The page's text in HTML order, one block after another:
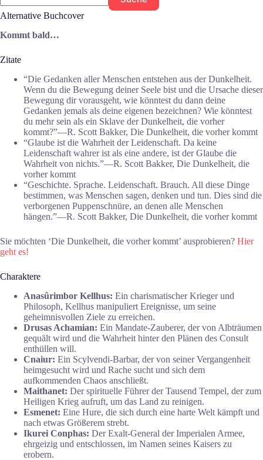
Alternative Buchcover
Kommt bald…
Zitate
“Die Gedanken aller Menschen entstehen aus der Dunkelheit.
Wenn du die Bewegung deiner Seele bist und die Ursache dieser
Bewegung dir vorausgeht, wie könntest du dann deine
Gedanken jemals als deine eigenen bezeichnen? Wie könntest
du mehr sein als ein Sklave der Dunkelheit, die vorher
kommt?”―R. Scott Bakker, Die Dunkelheit, die vorher kommt
“Glaube ist die Wahrheit der Leidenschaft. Da keine
Leidenschaft wahrer ist als eine andere, ist der Glaube die
Wahrheit von nichts.”―R. Scott Bakker, Die Dunkelheit, die
vorher kommt
“Geschichte. Sprache. Leidenschaft. Brauch. All diese Dinge
bestimmen, was Menschen sagen, denken und tun. Dies sind die
verborgenen Puppenschnüre, an denen alle Menschen
hängen.”―R. Scott Bakker, Die Dunkelheit, die vorher kommt
Sie möchten ‘Die Dunkelheit, die vorher kommt’ ausprobieren? Hier
geht es!
Charaktere
Anasûrimbor Kellhus: Ein charismatischer Krieger und
Philosoph, Kellhus manipuliert Ereignisse, um seine
geheimnisvollen Ziele zu erreichen.
Drusas Achamian: Ein Mandate-Zauberer, der von Albträumen
gequält wird und die Wahrheit hinter den Plänen des Consult
enthüllen will.
Cnaiur: Ein Scylvendi-Barbar, der von seiner Vergangenheit
heimgesucht wird und Rache sucht und sich dem
aufkommenden Chaos anschließt.
Maithanet: Der spirituelle Führer der Tausend Tempel, der zum
Heiligen Krieg aufruft, um das Land zu reinigen.
Esmenet: Eine Hure, die sich durch eine harte Welt kämpft und
nach etwas Größerem strebt.
Ikurei Conphas: Der Exalt-General der Imperialen Armee,
ehrgeizig und entschlossen, im Namen seines Kaisers zu
erobern.